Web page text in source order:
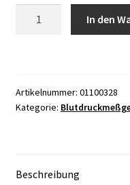
Menge
In den
Artikelnummer: 01100328
Kategorie:
Beschreibung